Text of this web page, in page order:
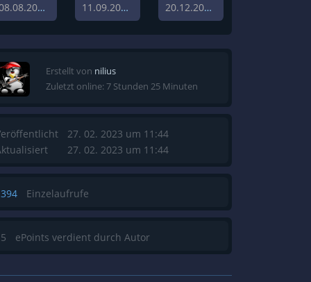
08.08.2020
11.09.2020
20.12.2019
Erstellt von nilius
Zuletzt online: 7 Stunden 25 Minuten
27. 02. 2023 um 11:44
27. 02. 2023 um 11:44
Einzelaufrufe
ePoints verdient durch Autor